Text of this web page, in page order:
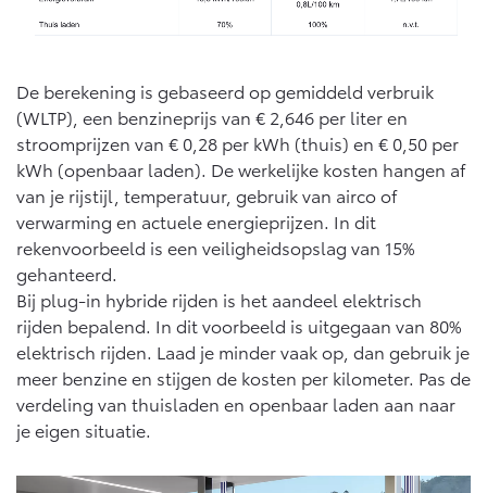
Vanaf € 56.570,-
Land Cruiser (excl. BTW)
De berekening is gebaseerd op gemiddeld verbruik
(WLTP), een benzineprijs van € 2,646 per liter en
stroomprijzen van € 0,28 per kWh (thuis) en € 0,50 per
kWh (openbaar laden). De werkelijke kosten hangen af
van je rijstijl, temperatuur, gebruik van airco of
verwarming en actuele energieprijzen. In dit
rekenvoorbeeld is een veiligheidsopslag van 15%
gehanteerd.
Bij plug-in hybride rijden is het aandeel elektrisch
rijden bepalend. In dit voorbeeld is uitgegaan van 80%
elektrisch rijden. Laad je minder vaak op, dan gebruik je
meer benzine en stijgen de kosten per kilometer. Pas de
verdeling van thuisladen en openbaar laden aan naar
je eigen situatie.